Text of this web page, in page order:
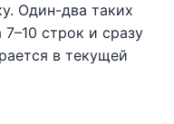
Один-два таких
строк и сразу
в текущей